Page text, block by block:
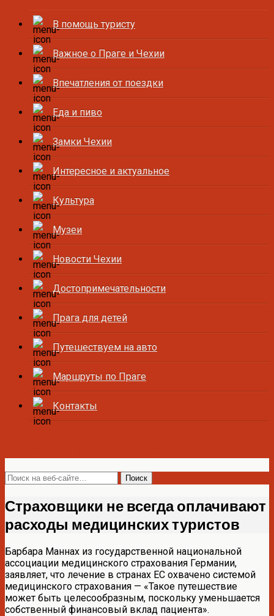
В помощь туристу
Важное о Праге и Чехии
Впечатления от поездки
Еда и пиво
Замки Чехии
Интересное и актуальное
Культура
Музеи
Новости Чехии
Достопримечательности
Прага для детей
Путешествуем на авто
Маршруты по Праге
Контакты
Страховщики не всегда оплачивают
расходы медицинских туристов
Барбара Маннах из государственной национальной
ассоциации медицинского страхования Германии,
заявляет, что лечение в странах ЕС охвачено системой
медицинского страхования — «Такое путешествие
может быть целесообразным, поскольку уменьшается
собственный финансовый вклад пациента».